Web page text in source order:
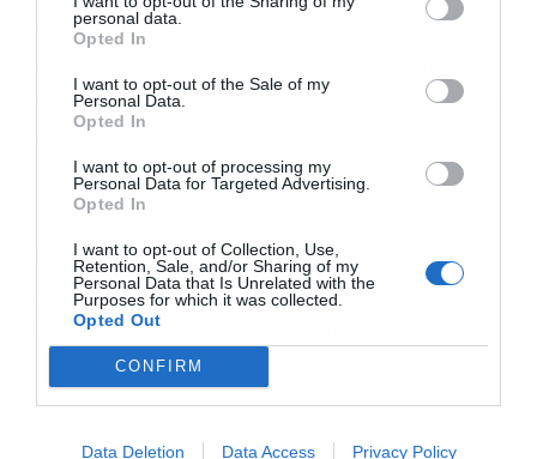
personal data.
Opted In
I want to opt-out of the Sale of my
Personal Data.
Opted In
I want to opt-out of processing my
Personal Data for Targeted Advertising.
Opted In
I want to opt-out of Collection, Use,
Retention, Sale, and/or Sharing of my
Personal Data that Is Unrelated with the
Purposes for which it was collected.
Opted Out
CONFIRM
Data Deletion Data Access Privacy Policy
εξελίξεις δεν μπορούν να αποκοπούν από τις
χρόνια γύρω από τον ΝΟΚ, τα Τοπικά και Ειδικά
Η μάχη για τις ΥΔΟΜ και ο ΕΟΚΕΔ
Η υπόθεση συμπίπτει χρονικά με τη μεγάλη
αντιπαράθεση κυβέρνησης και δήμων για το
μέλλον των Υπηρεσιών Δόμησης.
και την πολιτική απορρήτου